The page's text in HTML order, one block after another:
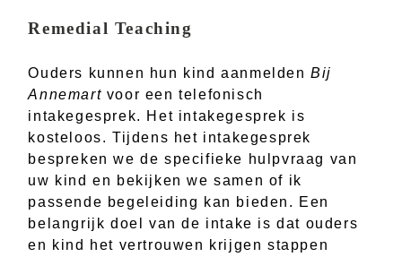
Remedial Teaching
Ouders kunnen hun kind aanmeldenBij
Annemart voor een telefonisch
intakegesprek. Het intakegesprek is
kosteloos. Tijdens het intakegesprek
bespreken we de specifieke hulpvraag van
uw kind en bekijken we samen of ik
passende begeleiding kan bieden. Een
belangrijk doel van de intake is dat ouders
en kind het vertrouwen krijgen stappen